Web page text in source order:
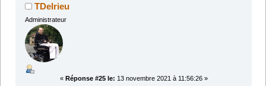
TDelrieu
Administrateur
« Réponse #25 le: 13 novembre 2021 à 11:56:26 »